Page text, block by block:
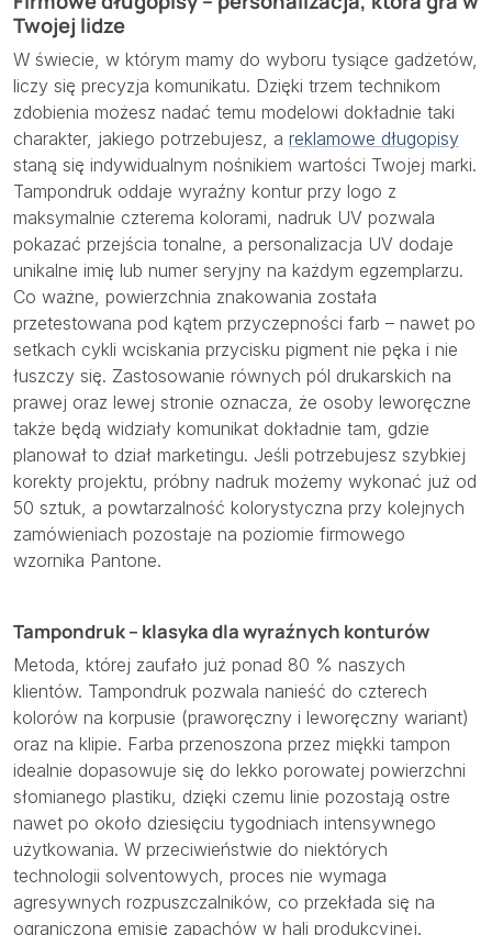
Twojej lidze
W świecie, w którym mamy do wyboru tysiące gadżetów,
liczy się precyzja komunikatu. Dzięki trzem technikom
zdobienia możesz nadać temu modelowi dokładnie taki
charakter, jakiego potrzebujesz, a reklamowe długopisy
staną się indywidualnym nośnikiem wartości Twojej marki.
Tampondruk oddaje wyraźny kontur przy logo z
maksymalnie czterema kolorami, nadruk UV pozwala
pokazać przejścia tonalne, a personalizacja UV dodaje
unikalne imię lub numer seryjny na każdym egzemplarzu.
Co ważne, powierzchnia znakowania została
przetestowana pod kątem przyczepności farb – nawet po
setkach cykli wciskania przycisku pigment nie pęka i nie
łuszczy się. Zastosowanie równych pól drukarskich na
prawej oraz lewej stronie oznacza, że osoby leworęczne
także będą widziały komunikat dokładnie tam, gdzie
planował to dział marketingu. Jeśli potrzebujesz szybkiej
korekty projektu, próbny nadruk możemy wykonać już od
50 sztuk, a powtarzalność kolorystyczna przy kolejnych
zamówieniach pozostaje na poziomie firmowego
wzornika Pantone.
Tampondruk – klasyka dla wyraźnych konturów
Metoda, której zaufało już ponad 80 % naszych
klientów. Tampondruk pozwala nanieść do czterech
kolorów na korpusie (praworęczny i leworęczny wariant)
oraz na klipie. Farba przenoszona przez miękki tampon
idealnie dopasowuje się do lekko porowatej powierzchni
słomianego plastiku, dzięki czemu linie pozostają ostre
nawet po około dziesięciu tygodniach intensywnego
użytkowania. W przeciwieństwie do niektórych
technologii solventowych, proces nie wymaga
agresywnych rozpuszczalników, co przekłada się na
ograniczoną emisję zapachów w hali produkcyjnej.